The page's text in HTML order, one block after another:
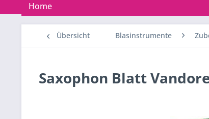
Home
Übersicht Blasinstrumente
Saxophon Blatt